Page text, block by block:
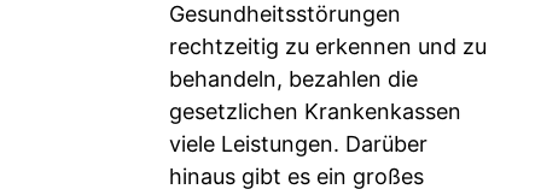
Gesundheitsstörungen
rechtzeitig zu erkennen und zu
behandeln, bezahlen die
gesetzlichen Krankenkassen
viele Leistungen. Darüber
hinaus gibt es ein großes